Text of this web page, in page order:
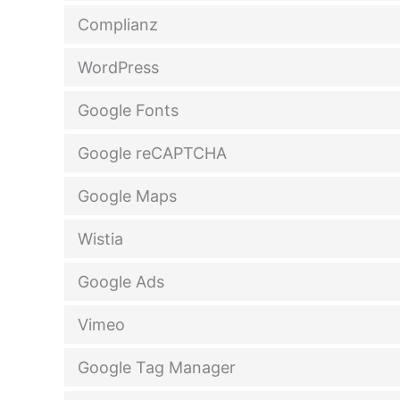
Complianz
WordPress
Google Fonts
Google reCAPTCHA
Google Maps
Wistia
Google Ads
Vimeo
Google Tag Manager